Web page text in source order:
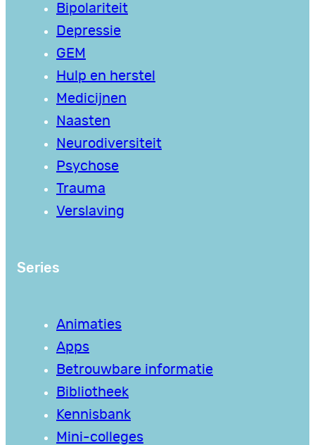
Bipolariteit
Depressie
GEM
Hulp en herstel
Medicijnen
Naasten
Neurodiversiteit
Psychose
Trauma
Verslaving
Series
Animaties
Apps
Betrouwbare informatie
Bibliotheek
Kennisbank
Mini-colleges